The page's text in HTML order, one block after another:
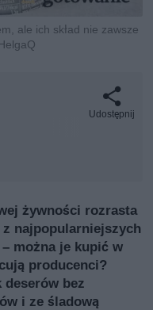
ale ich skład nie zawsze
Udostępnij
żywności rozrasta
najpopularniejszych
można je kupić w
producenci?
deserów bez
i ze śladową